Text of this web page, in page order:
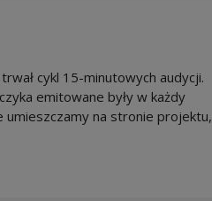
cykl 15-minutowych audycji.
emitowane były w każdy
umieszczamy na stronie projektu,
window